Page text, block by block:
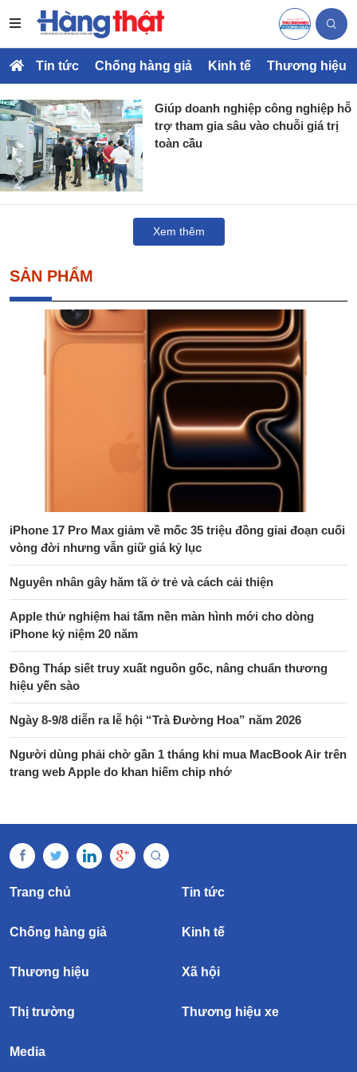
Tin tức Chống hàng giả Kinh tế Thương hiệu
Giúp doanh nghiệp công nghiệp hỗ
trợ tham gia sâu vào chuỗi giá trị
toàn cầu
Xem thêm
SẢN PHẨM
iPhone 17 Pro Max giảm về mốc 35 triệu đồng giai đoạn cuối
vòng đời nhưng vẫn giữ giá kỷ lục
Nguyên nhân gây hăm tã ở trẻ và cách cải thiện
Apple thử nghiệm hai tấm nền màn hình mới cho dòng
iPhone kỷ niệm 20 năm
Đồng Tháp siết truy xuất nguồn gốc, nâng chuẩn thương
hiệu yến sào
Ngày 8-9/8 diễn ra lễ hội “Trà Đường Hoa” năm 2026
Người dùng phải chờ gần 1 tháng khi mua MacBook Air trên
trang web Apple do khan hiếm chip nhớ
Trang chủ Tin tức
Chống hàng giả Kinh tế
Thương hiệu Xã hội
Thị trường Thương hiệu xe
Media